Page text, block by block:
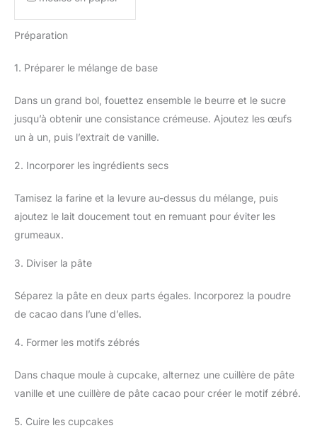
Préparation
1. Préparer le mélange de base
Dans un grand bol, fouettez ensemble le beurre et le sucre
jusqu’à obtenir une consistance crémeuse. Ajoutez les œufs
un à un, puis l’extrait de vanille.
2. Incorporer les ingrédients secs
Tamisez la farine et la levure au-dessus du mélange, puis
ajoutez le lait doucement tout en remuant pour éviter les
grumeaux.
3. Diviser la pâte
Séparez la pâte en deux parts égales. Incorporez la poudre
de cacao dans l’une d’elles.
4. Former les motifs zébrés
Dans chaque moule à cupcake, alternez une cuillère de pâte
vanille et une cuillère de pâte cacao pour créer le motif zébré.
5. Cuire les cupcakes